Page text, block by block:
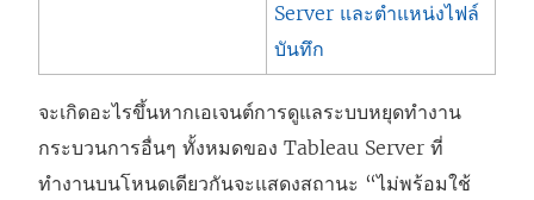
Server และตำแหน่งไฟล์
บันทึก
จะเกิดอะไรขึ้นหากเอเจนต์การดูแลระบบหยุดทำงาน
กระบวนการอื่นๆ ทั้งหมดของ Tableau Server ที่
ทำงานบนโหนดเดียวกันจะแสดงสถานะ “ไม่พร้อมใช้